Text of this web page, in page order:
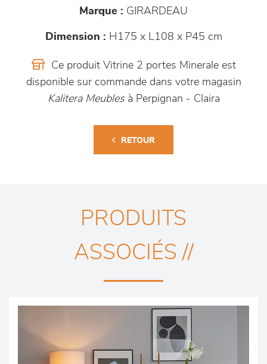
Marque : GIRARDEAU
Dimension : H175 x L108 x P45 cm
Ce produit Vitrine 2 portes Minerale est
disponible sur commande dans votre magasin
Kalitera Meubles à Perpignan - Claira
RETOUR
PRODUITS
ASSOCIÉS //